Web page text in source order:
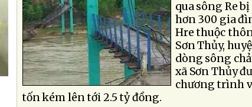
qua sông Re
hơn 300 gia
Hre thuộc
Sơn Thủy,
dòng sông
xã Sơn Thủy
chương trình
tốn kém lên tới 2.5 tỷ đồng.